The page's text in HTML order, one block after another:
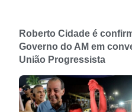
Roberto Cidade é
Governo do AM em
União Progressista